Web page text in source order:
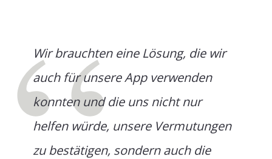
Wir brauchten eine Lösung, die wir
auch für unsere App verwenden
konnten und die uns nicht nur
helfen würde, unsere Vermutungen
zu bestätigen, sondern auch die